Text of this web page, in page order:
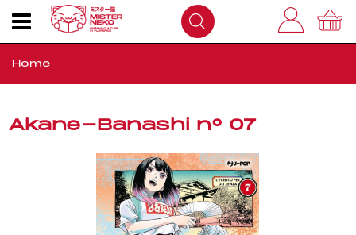
Home
Come Funziona
Akane-Banashi n° 07